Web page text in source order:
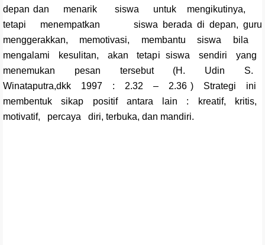
depan dan menarik siswa untuk mengikutinya,
tetapi menempatkan siswa berada di depan, guru
menggerakkan, memotivasi, membantu siswa bila
mengalami kesulitan, akan tetapi siswa sendiri yang
menemukan pesan tersebut (H. Udin S.
Winataputra,dkk 1997 : 2.32 – 2.36 ) Strategi ini
membentuk sikap positif antara lain : kreatif, kritis,
motivatif, percaya diri, terbuka, dan mandiri.